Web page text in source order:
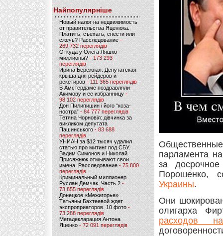
Найпопулярніше
Новый налог на недвижимость
от правительства Яценюка.
Платить, съехать, снести или
сжечь? Расследование-
269 732 переглядів
Откуда у Олега Ляшко
миллионы? - 173 293
переглядів
Ирина Бережная. Депутатская
крыша для рейдеров и
рекетиров - 111 365 переглядів
В Амстердаме поздравляли
Акимову и ее избранницу -
98 102 переглядів
Дон Пилипишин і його “коза-
ностра” - 84 777 переглядів
Тетяна Чорновіл: дівчинка за
викликом депутата
Пашинського- 83 688
переглядів
УНИАН за $12 тысяч удалил
статью про митинг под СБУ.
Вадим Симонов и Николай
Присяжнюк отмывают свои
имена. Расследование - 75 800
переглядів
Криминальный миллионер
Руслан Демчак. Часть 2-
73 855 переглядів
Донецкое «Межигорье»
Татьяны Бахтеевой ждет
экспроприаторов. 10 фото -
73 288 переглядів
Мегадекларация Антона
Яценко - 72 091 переглядів
парламента
за
Порошенко,
Украины.
Они
олигарха
расходов